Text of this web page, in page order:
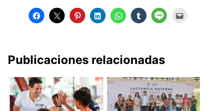
Publicaciones relacionadas